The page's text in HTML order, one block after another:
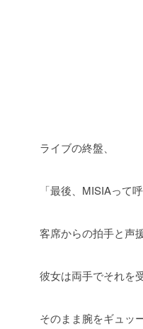
ライブの終盤、
「最後、MISIAって
客席からの拍手と声
彼女は両手でそれを
そのまま腕をギュッ